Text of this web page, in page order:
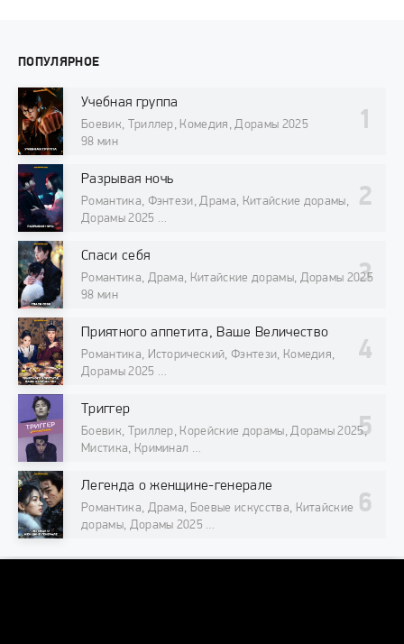
ПОПУЛЯРНОЕ
Учебная группа
Боевик, Триллер, Комедия, Дорамы 2025
98 мин
Разрывая ночь
Романтика, Фэнтези, Драма, Китайские дорамы,
Дорамы 2025
Спаси себя
Романтика, Драма, Китайские дорамы, Дорамы 2025
98 мин
Приятного аппетита, Ваше Величество
Романтика, Исторический, Фэнтези, Комедия,
Дорамы 2025
Триггер
Боевик, Триллер, Корейские дорамы, Дорамы 2025,
Мистика, Криминал
Легенда о женщине-генерале
Романтика, Драма, Боевые искусства, Китайские
дорамы, Дорамы 2025